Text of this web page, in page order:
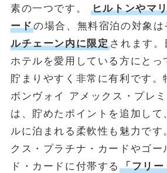
素の一つです。
ヒルトンやマ
ードの場合、無料宿泊の対象は
ルチェーン内に限定されます
ホテルを愛用している方にとっ
貯まりやすく非常に有利です。
ボンヴォイ アメックス・プレ
は、貯めたポイントを追加して
ルに泊まれる柔軟性も魅力です
クス・プラチナ・カードやゴー
ド・カードに付帯する「フリ